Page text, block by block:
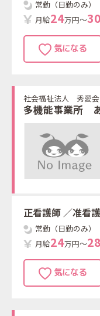
常勤（日勤のみ）
月給24万円～30
社会福祉法人 秀愛会
多機能事業所
正看護師 ／准看
常勤（日勤のみ）
月給24万円～28